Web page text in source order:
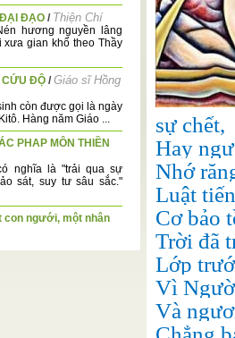
ĐẠI ĐẠO / Thiện Chí
hương nguyền lâng
xưa gian khổ theo Thầy
CỨU ĐỘ /Giáo sĩ Hồng
còn được gọi là ngày
Hàng năm Giáo ...
PHAP MÔN THIỀN
nghĩa là "trải qua sự
sát, suy tư sâu sắc."
con ngưới, một nhân
sự chết,
Hay
Nhớ
Luật
Cơ bảo
Trời đã
Lớp
Vì
Và